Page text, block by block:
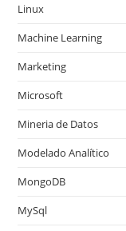
Linux
Machine Learning
Marketing
Microsoft
Mineria de Datos
Modelado Analítico
MongoDB
MySql